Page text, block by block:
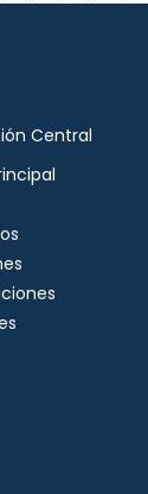
Central